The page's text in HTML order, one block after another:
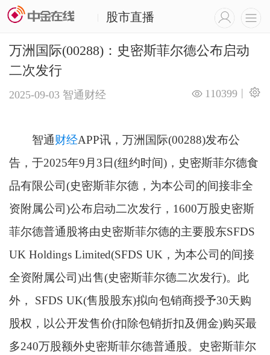
股市直播
万洲国际(00288)：史密斯菲尔德公布启动
二次发行
2025-09-03 智通财经 |
110399
智通财经APP讯，万洲国际(00288)发布公
告，于2025年9月3日(纽约时间)，史密斯菲尔德食
品有限公司(史密斯菲尔德，为本公司的间接非全
资附属公司)公布启动二次发行，1600万股史密斯
菲尔德普通股将由史密斯菲尔德的主要股东SFDS
UK Holdings Limited(SFDS UK，为本公司的间接
全资附属公司)出售(史密斯菲尔德二次发行)。此
外， SFDS UK(售股股东)拟向包销商授予30天购
股权，以公开发售价(扣除包销折扣及佣金)购买最
多240万股额外史密斯菲尔德普通股。史密斯菲尔